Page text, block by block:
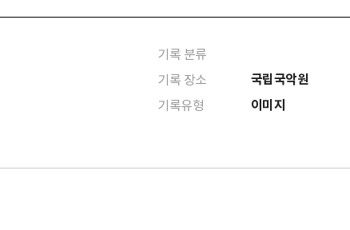
기록 분류
기록 장소 국립국악원
기록유형 이미지